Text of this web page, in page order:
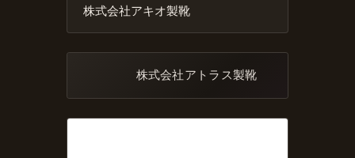
株式会社アキオ製靴
株式会社アトラス製靴